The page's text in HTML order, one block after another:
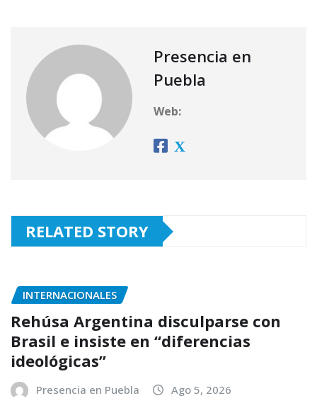
Presencia en
Puebla
Web:
RELATED STORY
INTERNACIONALES
Rehúsa Argentina disculparse con
Brasil e insiste en “diferencias
ideológicas”
Presencia en Puebla Ago 5, 2026